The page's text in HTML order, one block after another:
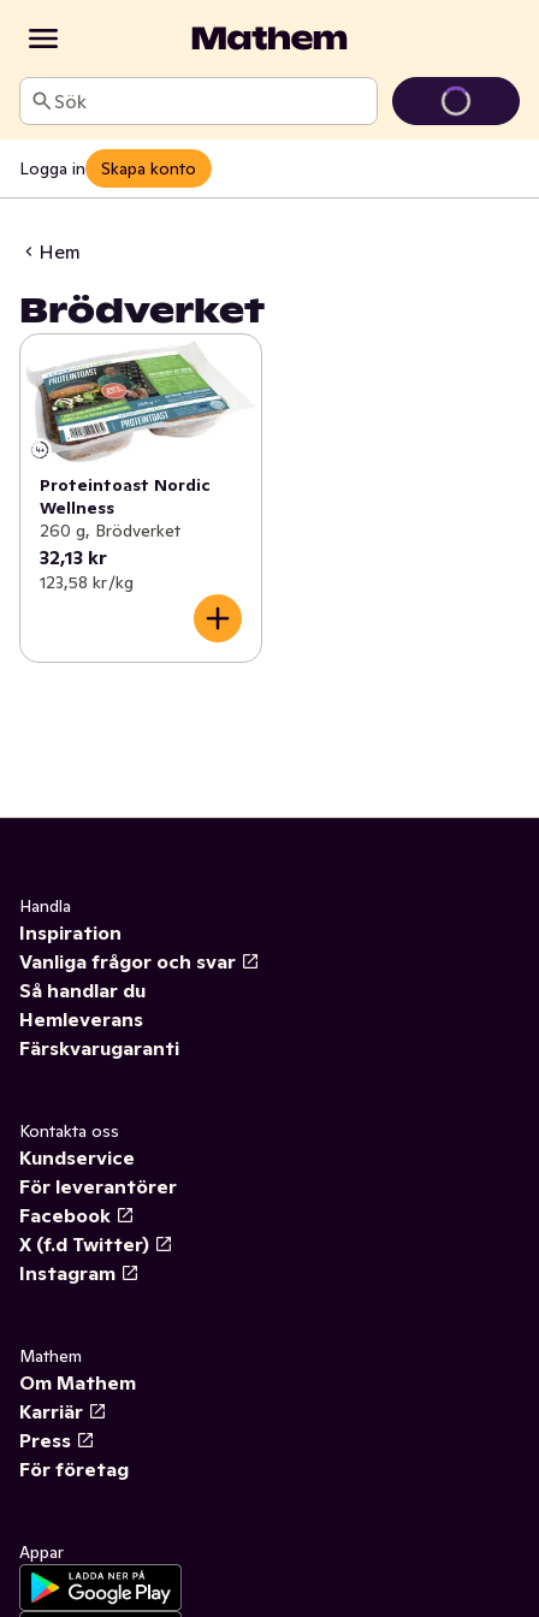
Sök
Logga in Skapa konto
Hem
Brödverket
Proteintoast Nordic
Wellness
260 g, Brödverket
32,13 kr
123,58 kr /kg
Handla
Inspiration
Vanliga frågor och svar
Så handlar du
Hemleverans
Färskvarugaranti
Kontakta oss
Kundservice
För leverantörer
Facebook
X (f.d Twitter)
Instagram
Mathem
Om Mathem
Karriär
Press
För företag
Appar